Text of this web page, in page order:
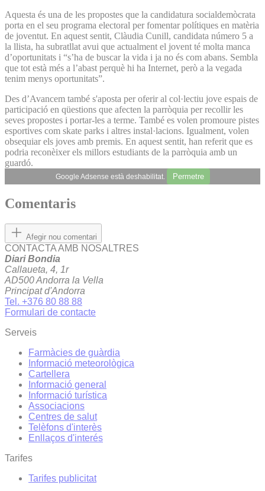
Aquesta és una de les propostes que la candidatura socialdemòcrata
porta en el seu programa electoral per fomentar polítiques en matèria
de joventut. En aquest sentit, Clàudia Cunill, candidata número 5 a
la llista, ha subratllat avui que actualment el jovent té molta manca
d’oportunitats i “s’ha de buscar la vida i ja no és com abans. Sembla
que tot està més a l’abast perquè hi ha Internet, però a la vegada
tenim menys oportunitats”.
Des d’Avancem també s'aposta per oferir al col·lectiu jove espais de
participació en qüestions que afecten la parròquia per recollir les
seves propostes i portar-les a terme. També es volen promoure pistes
esportives com skate parks i altres instal·lacions. Igualment, volen
obsequiar els joves amb premis. En aquest sentit, han referit que es
podria reconèixer els millors estudiants de la parròquia amb un
guardó.
Google Adsense està deshabilitat. Permetre
Comentaris
Afegir nou comentari
CONTACTA AMB NOSALTRES
Diari Bondia
Callaueta, 4, 1r
AD500 Andorra la Vella
Principat d'Andorra
Tel. +376 80 88 88
Formulari de contacte
Serveis
Farmàcies de guàrdia
Informació meteorològica
Cartellera
Informació general
Informació turística
Associacions
Centres de salut
Telèfons d'interès
Enllaços d'interés
Tarifes
Tarifes publicitat